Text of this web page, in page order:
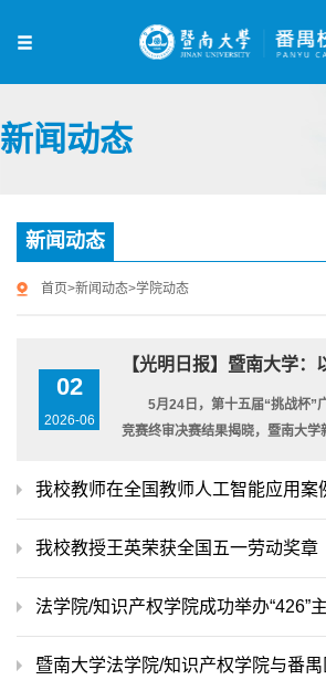
新闻动态
新闻动态
首页>新闻动态>学院动态
02
2026-06
【光明日报】暨南大学
5月24日，第十五届“挑战杯”
竞赛终审决赛结果揭晓，暨南大学
我校教师在全国教师人工智能应用
我校教授王英荣获全国五一劳动奖章
法学院/知识产权学院成功举办“426”
暨南大学法学院/知识产权学院与番